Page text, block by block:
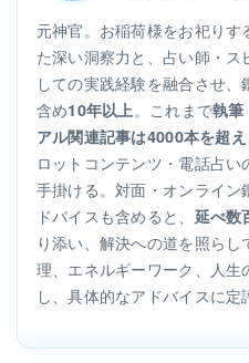
元神官。お稲荷様をお祀り
た深い洞察力と、占い師・
しての実践経験を融合させ
含め10年以上 。これまで執筆
アル関連記事は4000本を超え
ロットコンテンツ・電話占
手掛ける。対面・オンライ
ドバイスも含めると、 延べ数
り添い、解決への道を照ら
理、エネルギーワーク、人生
し、具体的なアドバイスに定